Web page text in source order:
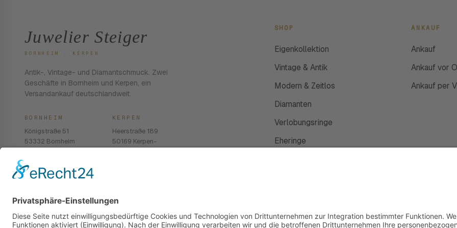
Juwelier Steiger
BORNHEIM · KERPEN
Antik-, Vintage- und Diamantschmuck. Zwei
Geschäfte in Bornheim und Kerpen, ein
Versandankauf deutschlandweit.
BORNHEIM
Königstraße 51
53332 Bornheim
KERPEN
Heerstraße 189
50169 Kerpen-
SHOP
Eigenkollektion
Vintage & Antik
Modern & Zeitlos
Diamanten
Verlobungsringe
Eheringe
ANKAUF
Ankauf
Ankauf vor
Ankauf per